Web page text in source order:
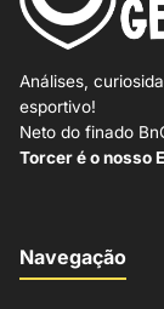
Análises,
esportivo!
Neto do finado
Torcer é o nosso
Navegação